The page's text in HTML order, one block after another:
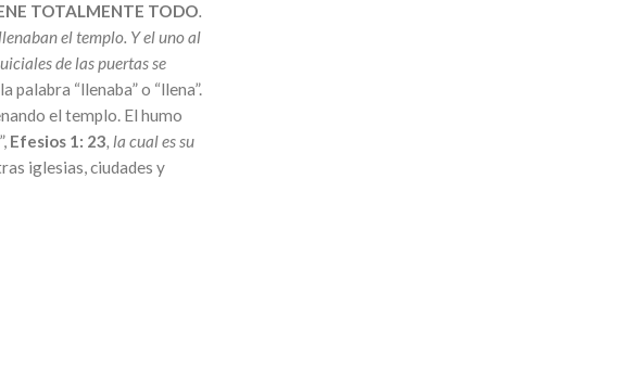
TOTALMENTE TODO.
el templo. Y el uno al
de las puertas se
palabra “llenaba” o “llena”.
el templo. El humo
Efesios 1: 23, la cual es su
iglesias, ciudades y